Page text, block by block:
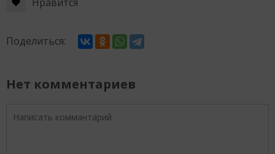
Поделиться:
Нет комментариев